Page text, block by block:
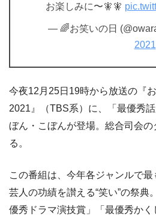
お楽しみに〜🧚🧚
— 🌈お笑いの日
2021
今夜12月25日19時から放送の『
2021』（TBS系）に、「最優秀
ぼん・こぼんが登場。総合司会
る。
この番組は、今年各ジャンルで
芸人の功績を讃える“笑い”の祭典
優秀ドラマ演技賞」「最優秀か